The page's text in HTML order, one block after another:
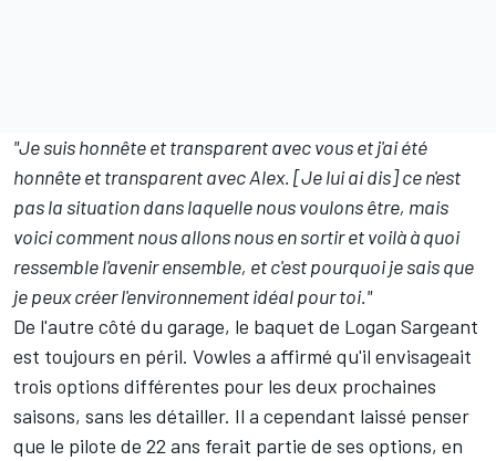
"Je suis honnête et transparent avec vous et j'ai été
honnête et transparent avec Alex. [Je lui ai dis] ce n'est
pas la situation dans laquelle nous voulons être, mais
voici comment nous allons nous en sortir et voilà à quoi
ressemble l'avenir ensemble, et c'est pourquoi je sais que
je peux créer l'environnement idéal pour toi."
De l'autre côté du garage, le baquet de Logan Sargeant
est toujours en péril. Vowles a affirmé qu'il envisageait
trois options différentes pour les deux prochaines
saisons, sans les détailler. Il a cependant laissé penser
que le pilote de 22 ans ferait partie de ses options, en